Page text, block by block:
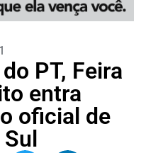
PT, Feira
entra
oficial de